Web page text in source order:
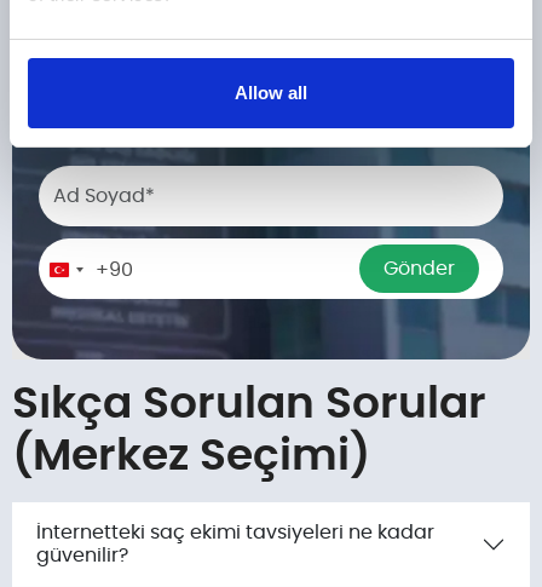
Allow all
alın.
Phone number
Turkey
+90
+90 Gönder
Sıkça Sorulan Sorular
(Merkez Seçimi)
İnternetteki saç ekimi tavsiyeleri ne kadar
güvenilir?